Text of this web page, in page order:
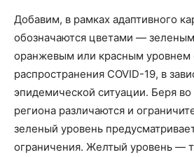
Добавим, в рамках адаптивного
обозначаются цветами —
оранжевым или красным уровнем
распространения COVID-19, в
эпидемической ситуации. Беря
региона различаются и
зеленый уровень
ограничения. Желтый уровень —